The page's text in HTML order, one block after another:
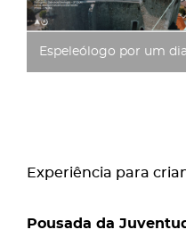
Espeleólogo por um dia
Experiência para
Pousada da